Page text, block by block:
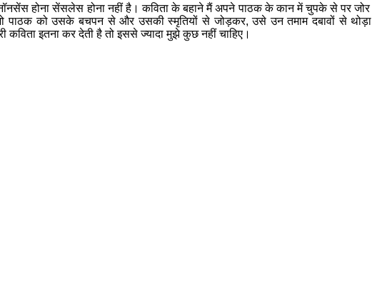
होना सेंसलेस होना नहीं है। कविता के बहाने मैं अपने पाठक के कान में चुपके से पर जोर
पाठक को उसके बचपन से और उसकी स्मृतियों से जोड़कर,उसे उन तमाम दबावों से थोड़ा
कविता इतना कर देती है तो इससे ज्यादा मुझे कुछ नहीं चाहिए।